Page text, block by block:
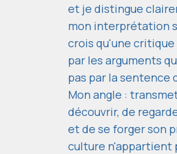
et je distingue
mon interprétation
crois qu'une
par les arguments
pas par la sentence
Mon angle :
découvrir, de
et de se forger son
culture n'appartient